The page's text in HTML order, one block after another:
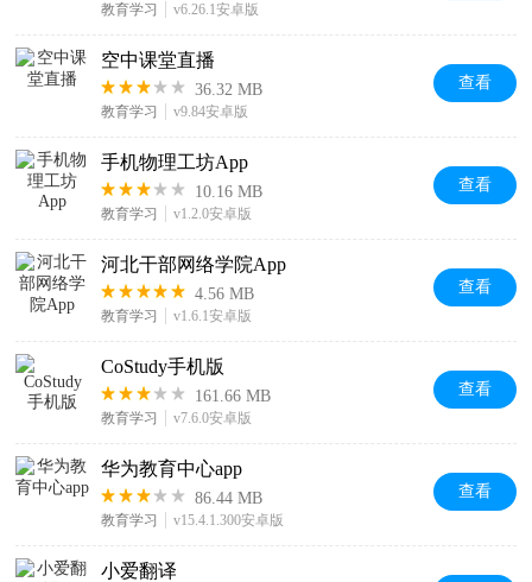
教育学习 v6.26.1安卓版
空中课堂直播
36.32 MB
教育学习 v9.84安卓版
查看
手机物理工坊App
10.16 MB
教育学习 v1.2.0安卓版
查看
河北干部网络学院App
4.56 MB
教育学习 v1.6.1安卓版
查看
CoStudy手机版
161.66 MB
教育学习 v7.6.0安卓版
查看
华为教育中心app
86.44 MB
教育学习 v15.4.1.300安卓版
查看
小爱翻译